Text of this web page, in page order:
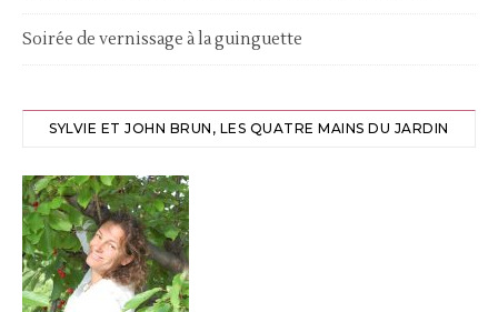
Soirée de vernissage à la guinguette
SYLVIE ET JOHN BRUN, LES QUATRE MAINS DU JARDIN